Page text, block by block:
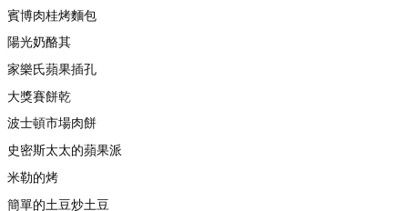
賓博肉桂烤麵包
陽光奶酪其
家樂氏蘋果插孔
大獎賽餅乾
波士頓市場肉餅
史密斯太太的蘋果派
米勒的烤
簡單的土豆炒土豆